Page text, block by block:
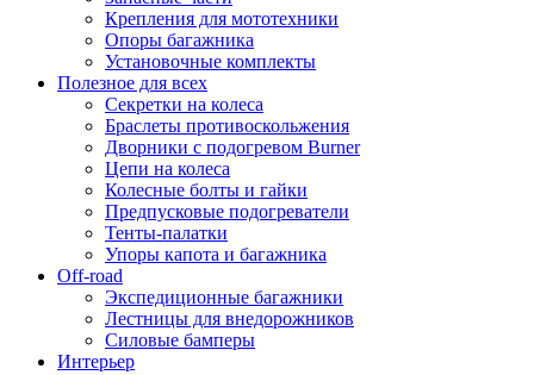
Крепления для мототехники
Опоры багажника
Установочные комплекты
Полезное для всех
Секретки на колеса
Браслеты противоскольжения
Дворники с подогревом Burner
Цепи на колеса
Колесные болты и гайки
Предпусковые подогреватели
Тенты-палатки
Упоры капота и багажника
Off-road
Экспедиционные багажники
Лестницы для внедорожников
Силовые бамперы
Интерьер